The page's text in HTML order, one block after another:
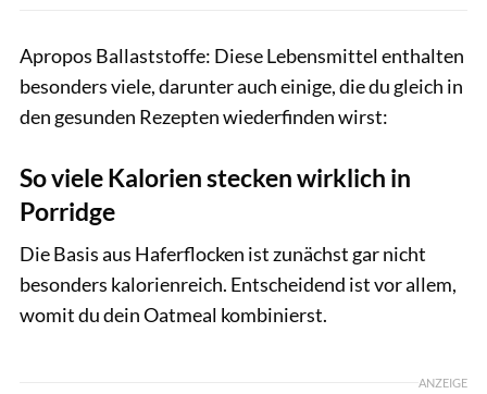
Apropos Ballaststoffe: Diese Lebensmittel enthalten
besonders viele, darunter auch einige, die du gleich in
den gesunden Rezepten wiederfinden wirst:
So viele Kalorien stecken wirklich in
Porridge
Die Basis aus Haferflocken ist zunächst gar nicht
besonders kalorienreich. Entscheidend ist vor allem,
womit du dein Oatmeal kombinierst.
ANZEIGE